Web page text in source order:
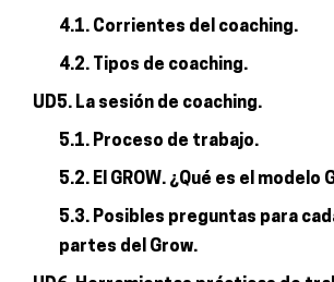
4.1. Corrientes del coaching.
4.2. Tipos de coaching.
UD5. La sesión de coaching.
5.1. Proceso de trabajo.
5.2. El GROW. ¿Qué es el modelo
5.3. Posibles preguntas para
partes del Grow.